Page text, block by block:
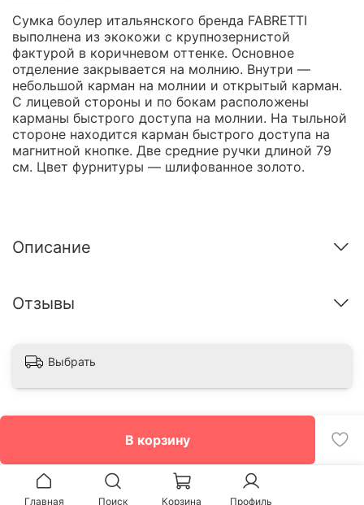
В корзину
Сумка боулер итальянского бренда FABRETTI
выполнена из экокожи с крупнозернистой
фактурой в коричневом оттенке. Основное
отделение закрывается на молнию. Внутри —
небольшой карман на молнии и открытый карман.
С лицевой стороны и по бокам расположены
карманы быстрого доступа на молнии. На тыльной
стороне находится карман быстрого доступа на
магнитной кнопке. Две средние ручки длиной 79
см. Цвет фурнитуры — шлифованное золото.
Описание
Отзывы
Выбрать
Главная Поиск Корзина Профиль